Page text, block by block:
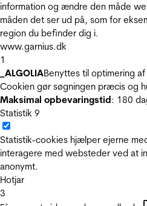
information og ændre den måde
måden det ser ud på, som for
region du befinder dig i.
www.garnius.dk
1
_ALGOLIABenyttes til optimering
Cookien gør søgningen præcis og
Maksimal opbevaringstid: 180
Statistik 9
Statistik-cookies hjælper ejerne
interagere med websteder ved at
anonymt.
Hotjar
3